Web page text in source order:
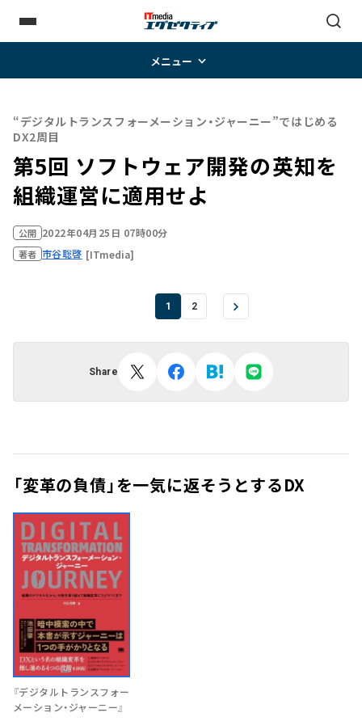
メニュー
“デジタルトランスフォーメーション・ジャーニー”ではじめる
DX2周目
第5回 ソフトウェア開発の英知を
組織運営に適用せよ
公開 2022年04月25日 07時00分
著者 市谷聡啓 [ITmedia]
1 2
Share
「変革の負債」を一気に返そうとするDX
『デジタルトランスフォー
メーション・ジャーニー』